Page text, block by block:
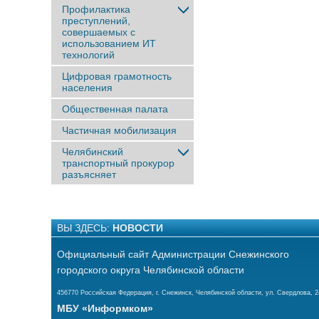
Профилактика
преступлений,
совершаемых с
использованием ИТ
технологий
Цифровая грамотность
населения
Общественная палата
Частичная мобилизация
Челябинский
транспортный прокурор
разъясняет
ВЫ ЗДЕСЬ: НОВОСТИ
Официальный сайт Администрации Снежинского
городского округа Челябинской области
456770 Российская Федерация, г. Снежинск, Челябинской области, ул. Свердлова,
МБУ «Информком»